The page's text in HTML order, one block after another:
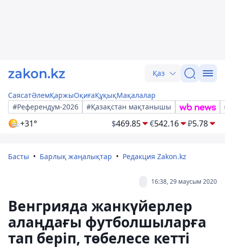
Қаз
СаясатӘлемҚаржыОқиғаҚұқықМақалалар
#Референдум-2026
#Қазақстан мақтанышы
+31° $469.85 €542.16 ₽5.78
Басты Барлық жаңалықтар Редакция Zakon.kz
16:38, 29 маусым 2020
Венгрияда жанкүйерлер
алаңдағы футболшыларға
тап беріп, төбелесе кетті